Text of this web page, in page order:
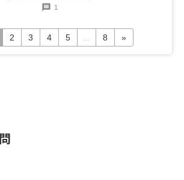
1
2 3 4 5 8 »